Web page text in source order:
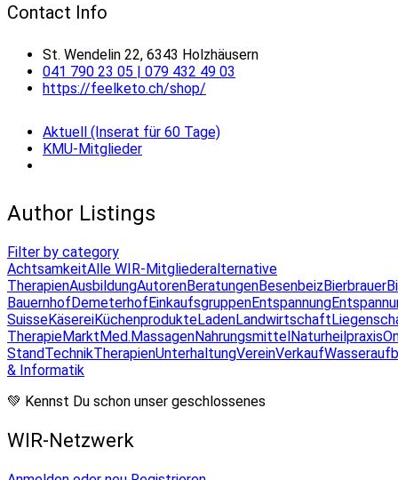
Contact Info
St. Wendelin 22, 6343 Holzhäusern
041 790 23 05 | 079 432 49 03
https://feelketo.ch/shop/
Aktuell (Inserat für 60 Tage)
KMU-Mitglieder
Author Listings
Filter by category
AchtsamkeitAlle WIR-Mitgliederalternative
TherapienAusbildungAutorenBeratungenBesenbeizBierbrauer
BauernhofDemeterhofEinkaufsgruppenEntspannung
SuisseKäsereiKüchenprodukteLadenLandwirtschaft
TherapieMarktMed.MassagenNahrungsmittelNaturheilpraxis
StandTechnikTherapienUnterhaltungVereinVerkauf
& Informatik
💚 Kennst Du schon unser geschlossenes
WIR-Netzwerk